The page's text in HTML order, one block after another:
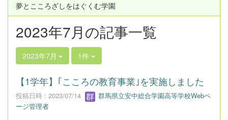
夢とこころざしをはぐくむ学園
2023年7月の記事一覧
2023年7月 1件
【1学年】｢こころの教育事業｣を実施しました
投稿日時 : 2023/07/14
群馬県立安中総合学園高等学校Webペ
ージ管理者